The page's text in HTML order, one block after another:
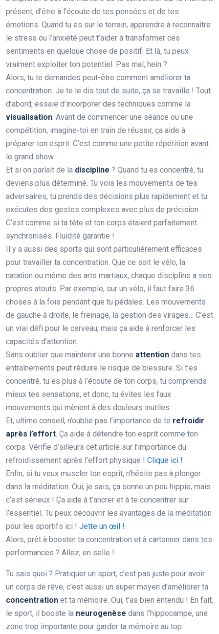
présent, d’être à l’écoute de tes pensées et de tes
émotions. Quand tu es sur le terrain, apprendre à reconnaître
le stress ou l’anxiété peut t’aider à transformer ces
sentiments en quelque chose de positif. Et là, tu peux
vraiment exploiter ton potentiel. Pas mal, hein ?
Alors, tu te demandes peut-être comment améliorer ta
concentration. Je te le dis tout de suite, ça se travaille ! Tout
d’abord, essaie d’incorporer des techniques comme la
visualisation. Avant de commencer une séance ou une
compétition, imagine-toi en train de réussir, ça aide à
préparer ton esprit. C’est comme une petite répétition avant
le grand show.
Et si on parlait de la discipline ? Quand tu es concentré, tu
deviens plus déterminé. Tu vois les mouvements de tes
adversaires, tu prends des décisions plus rapidement et tu
exécutes des gestes complexes avec plus de précision.
C’est comme si ta tête et ton corps étaient parfaitement
synchronisés. Fluidité garantie !
Il y a aussi des sports qui sont particulièrement efficaces
pour travailler ta concentration. Que ce soit le vélo, la
natation ou même des arts martiaux, chaque discipline a ses
propres atouts. Par exemple, sur un vélo, il faut faire 36
choses à la fois pendant que tu pédales. Les mouvements
de gauche à droite, le freinage, la gestion des virages… C’est
un vrai défi pour le cerveau, mais ça aide à renforcer les
capacités d’attention.
Sans oublier que maintenir une bonne attention dans tes
entraînements peut réduire le risque de blessure. Si t’es
concentré, tu es plus à l’écoute de ton corps, tu comprends
mieux tes sensations, et donc, tu évites les faux
mouvements qui mènent à des douleurs inutiles.
Et, ultime conseil, n’oublie pas l’importance de te refroidir
après l’effort. Ça aide à détendre ton esprit comme ton
corps. Vérifie d’ailleurs cet article sur l’importance du
refroidissement après l’effort physique ! Clique ici !
Enfin, si tu veux muscler ton esprit, n’hésite pas à plonger
dans la méditation. Oui, je sais, ça sonne un peu hippie, mais
c’est sérieux ! Ça aide à t’ancrer et à te concentrer sur
l’essentiel. Tu peux découvrir les avantages de la méditation
pour les sportifs ici ! Jette un œil !
Alors, prêt à booster ta concentration et à cartonner dans tes
performances ? Allez, en selle !
Tu sais quoi ? Pratiquer un sport, c’est pas juste pour avoir
un corps de rêve, c’est aussi un super moyen d’améliorer ta
concentration et ta mémoire. Oui, t’as bien entendu ! En fait,
le sport, il booste la neurogenèse dans l’hippocampe, une
zone trop importante pour garder ta mémoire au top.